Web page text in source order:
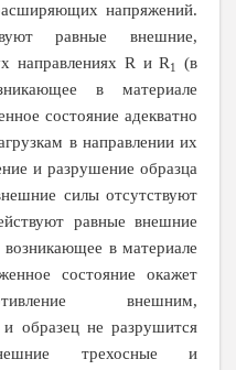
напряжений.
равные внешние,
направлениях R иR1
(в
в материале
состояние адекватно
в направлении их
и разрушение образца
силы отсутствуют
равные внешние
в материале
состояние окажет
внешним,
образец не разрушится
трехосные и